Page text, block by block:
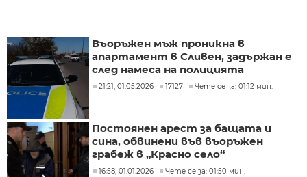
Въоръжен мъж проникна в
апартамент в Сливен, задържан е
след намеса на полицията
21:21, 01.05.2026 17127 Чете се за: 01:12 мин.
Постоянен арест за бащата и
сина, обвинени във въоръжен
грабеж в „Красно село“
16:58, 01.01.2026 Чете се за: 01:50 мин.